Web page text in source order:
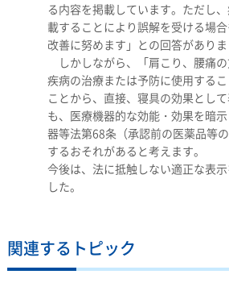
る内容を掲載しています。ただし
載することにより誤解を受ける場合
改善に努めます」との回答がありま
しかしながら、「肩こり、腰痛
疾病の治療または予防に使用する
ことから、直接、寝具の効果とし
も、医療機器的な効能・効果を暗
器等法第68条（承認前の医薬品等
するおそれがあると考えます。
今後は、法に抵触しない適正な表
した。
関連するトピック